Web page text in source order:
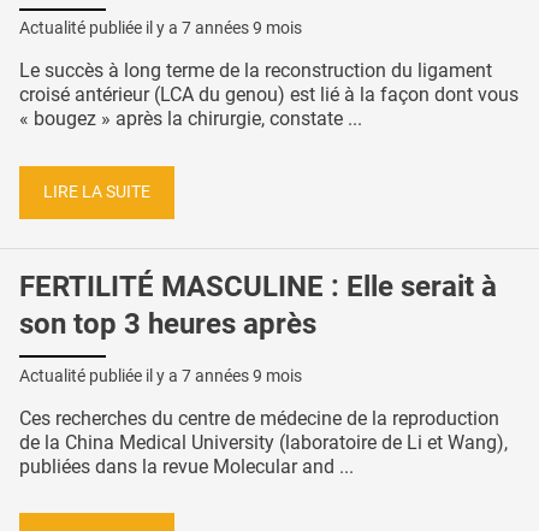
Actualité publiée il y a 7 années 9 mois
Le succès à long terme de la reconstruction du ligament
croisé antérieur (LCA du genou) est lié à la façon dont vous
« bougez » après la chirurgie, constate ...
LIRE LA SUITE
FERTILITÉ MASCULINE : Elle serait à
son top 3 heures après
Actualité publiée il y a 7 années 9 mois
Ces recherches du centre de médecine de la reproduction
de la China Medical University (laboratoire de Li et Wang),
publiées dans la revue Molecular and ...